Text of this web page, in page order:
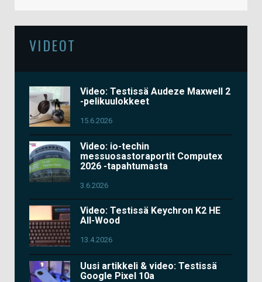
VIDEOT
Video: Testissä Audeze Maxwell 2
-pelikuulokkeet
15.6.2026
Video: io-techin
messuosastoraportit Computex
2026 -tapahtumasta
3.6.2026
Video: Testissä Keychron K2 HE
All-Wood
13.4.2026
Uusi artikkeli & video: Testissä
Google Pixel 10a